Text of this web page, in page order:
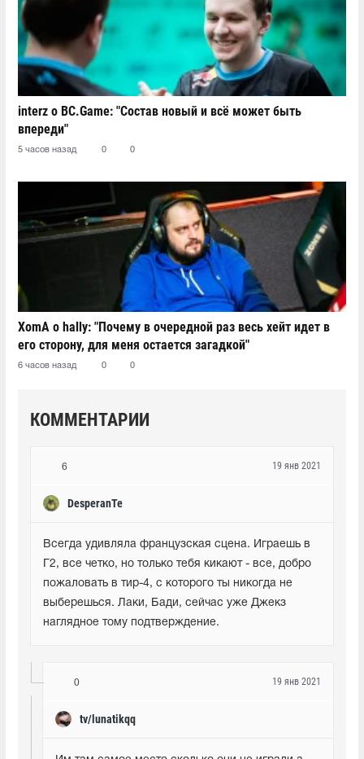
interz о BC.Game: "Состав новый и всё может быть
впереди"
5 часов назад 0 0
XomA о hally: "Почему в очередной раз весь хейт идет в
его сторону, для меня остается загадкой"
6 часов назад 0 0
КОММЕНТАРИИ
6
DesperanTe
19 янв 2021
Всегда удивляла французская сцена. Играешь в
Г2, все четко, но только тебя кикают - все, добро
пожаловать в тир-4, с которого ты никогда не
выберешься. Лаки, Бади, сейчас уже Джекз
наглядное тому подтверждение.
0
tv/lunatikqq
19 янв 2021